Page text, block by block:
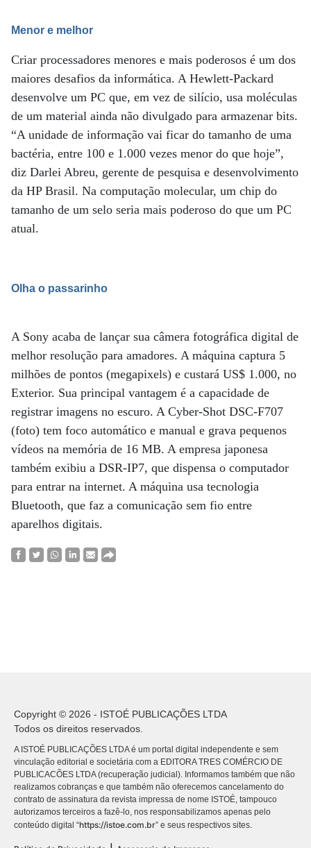
Menor e melhor
Criar processadores menores e mais poderosos é um dos
maiores desafios da informática. A Hewlett-Packard
desenvolve um PC que, em vez de silício, usa moléculas
de um material ainda não divulgado para armazenar bits.
“A unidade de informação vai ficar do tamanho de uma
bactéria, entre 100 e 1.000 vezes menor do que hoje”,
diz Darlei Abreu, gerente de pesquisa e desenvolvimento
da HP Brasil. Na computação molecular, um chip do
tamanho de um selo seria mais poderoso do que um PC
atual.
Olha o passarinho
A Sony acaba de lançar sua câmera fotográfica digital de
melhor resolução para amadores. A máquina captura 5
milhões de pontos (megapixels) e custará US$ 1.000, no
Exterior. Sua principal vantagem é a capacidade de
registrar imagens no escuro. A Cyber-Shot DSC-F707
(foto) tem foco automático e manual e grava pequenos
vídeos na memória de 16 MB. A empresa japonesa
também exibiu a DSR-IP7, que dispensa o computador
para entrar na internet. A máquina usa tecnologia
Bluetooth, que faz a comunicação sem fio entre
aparelhos digitais.
Copyright © 2026 - ISTOÉ PUBLICAÇÕES LTDA
Todos os direitos reservados.
A ISTOÉ PUBLICAÇÕES LTDA é um portal digital independente e sem
vinculação editorial e societária com a EDITORA TRES COMÉRCIO DE
PUBLICACÕES LTDA (recuperação judicial). Informamos também que não
realizamos cobranças e que também não oferecemos cancelamento do
contrato de assinatura da revista impressa de nome ISTOÉ, tampouco
autorizamos terceiros a fazê-lo, nos responsabilizamos apenas pelo
conteúdo digital “https://istoe.com.br” e seus respectivos sites.